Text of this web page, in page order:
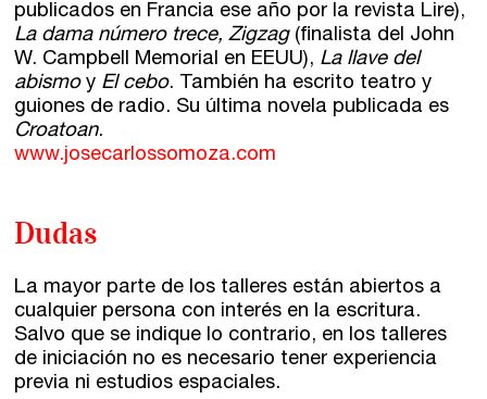
publicados en Francia ese año por la revista Lire),
La dama número trece, Zigzag(finalista del John
W. Campbell Memorial en EEUU), La llave del
abismo yEl cebo. También ha escrito teatro y
guiones de radio. Su última novela publicada es
Croatoan.
www.josecarlossomoza.com
Dudas
La mayor parte de los talleres están abiertos a
cualquier persona con interés en la escritura.
Salvo que se indique lo contrario, en los talleres
de iniciación no es necesario tener experiencia
previa ni estudios espaciales.